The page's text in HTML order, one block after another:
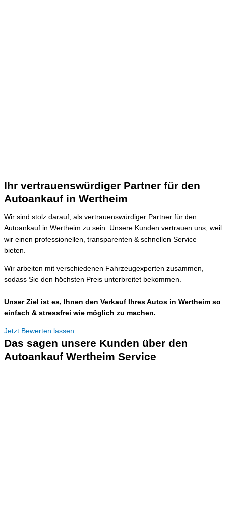
Ihr vertrauenswürdiger Partner für den
Autoankauf in Wertheim
Wir sind stolz darauf, als vertrauenswürdiger Partner für den
Autoankauf in Wertheim zu sein. Unsere Kunden vertrauen uns, weil
wir einen professionellen, transparenten & schnellen Service
bieten.
Wir arbeiten mit verschiedenen Fahrzeugexperten zusammen,
sodass Sie den höchsten Preis unterbreitet bekommen.
Unser Ziel ist es, Ihnen den Verkauf Ihres Autos in Wertheim so
einfach & stressfrei wie möglich zu machen.
Jetzt Bewerten lassen
Das sagen unsere Kunden über den
Autoankauf Wertheim Service